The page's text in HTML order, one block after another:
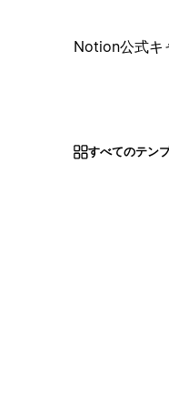
Notion公式キ
すべてのテン